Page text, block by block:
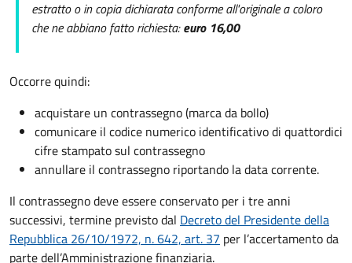
estratto o in copia dichiarata conforme all'originale a coloro
che ne abbiano fatto richiesta:euro 16,00
Occorre quindi:
acquistare un contrassegno (marca da bollo)
comunicare il codice numerico identificativo di quattordici
cifre stampato sul contrassegno
annullare il contrassegno riportando la data corrente.
Il contrassegno deve essere conservato per i tre anni
successivi, termine previsto dal Decreto del Presidente della
Repubblica 26/10/1972, n. 642, art. 37 per l’accertamento da
parte dell’Amministrazione finanziaria.